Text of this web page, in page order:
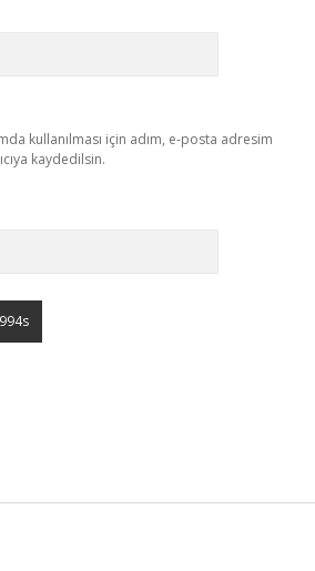
kullanılması için adım, e-posta adresim
kaydedilsin.